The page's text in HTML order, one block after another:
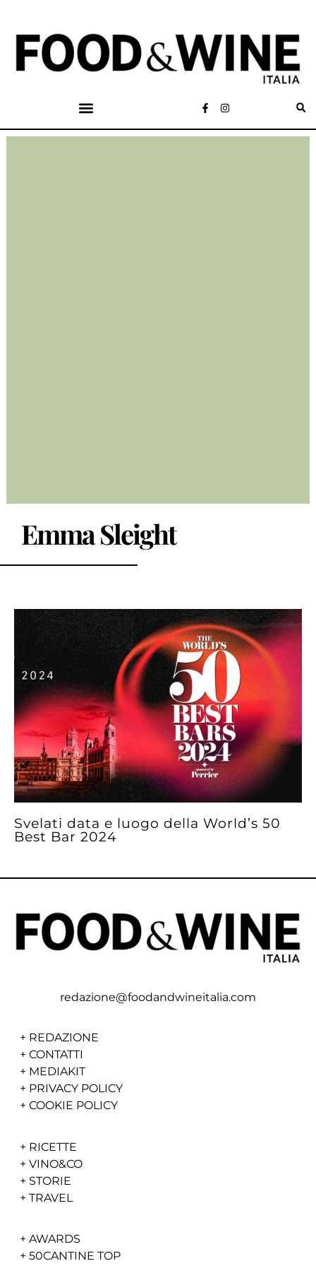
Emma Sleight
Svelati data e luogo della World’s 50
Best Bar 2024
redazione@foodandwineitalia.com
+ REDAZIONE
+ CONTATTI
+ MEDIAKIT
+ PRIVACY POLICY
+ COOKIE POLICY
+ RICETTE
+ VINO&CO
+ STORIE
+ TRAVEL
+ AWARDS
+ 50CANTINE TOP